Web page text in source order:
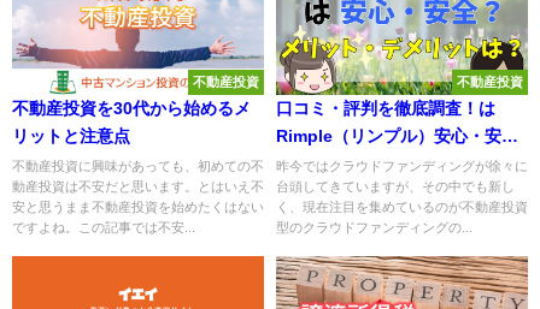
不動産投資
不動産投資を30代から始めるメ
リットと注意点
不動産投資に興味があっても、初めての不
動産投資は不安だと思います。とはいえ不
安と思うまま不動産投資を始めたくはない
ですよね。この記事では不安...
不動産投資
口コミ・評判を徹底調査！は
Rimple（リンプル）安心・安全
な投資先なのか？メリット・デ
メリットを解説！
昨今ではクラウドファンディングが徐々に
台頭してきていますが、その中でも新し
く、現在注目を集めているのが不動産投資
型のクラウドファンディングの...